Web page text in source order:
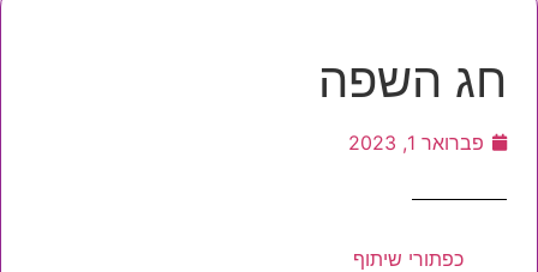
חג השפה
פברואר 1, 2023
כפתורי שיתוף